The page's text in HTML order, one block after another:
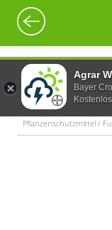
Agrar
Bayer
Pflanzenschutzmittel /